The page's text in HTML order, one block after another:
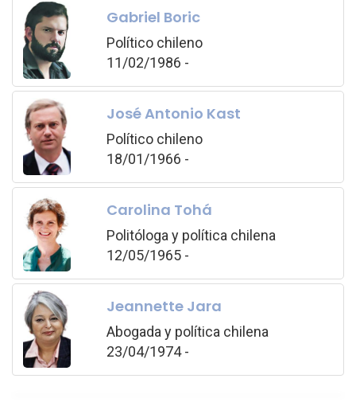
Gabriel Boric
Político chileno
11/02/1986 -
José Antonio Kast
Político chileno
18/01/1966 -
Carolina Tohá
Politóloga y política chilena
12/05/1965 -
Jeannette Jara
Abogada y política chilena
23/04/1974 -